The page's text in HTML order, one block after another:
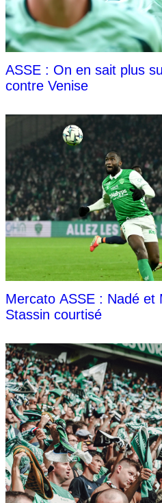
ASSE : On en sait plus
contre Venise
Mercato ASSE : Nadé et
Stassin courtisé